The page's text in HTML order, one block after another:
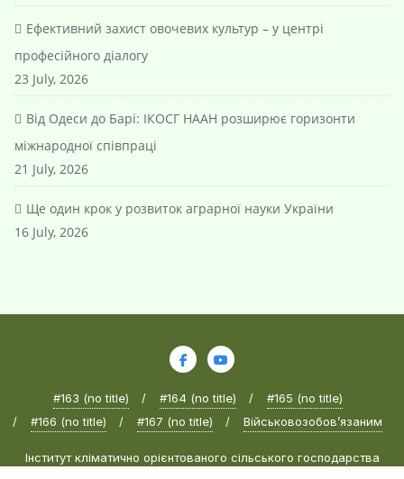
Ефективний захист овочевих культур – у центрі
професійного діалогу
23 July, 2026
Від Одеси до Барі: ІКОСГ НААН розширює горизонти
міжнародної співпраці
21 July, 2026
Ще один крок у розвиток аграрної науки України
16 July, 2026
#163 (no title) #164 (no title)
#165 (no title)
#166 (no title)
#167 (no title) Військовозобов’язаним
Інститут кліматично орієнтованого сільського господарства